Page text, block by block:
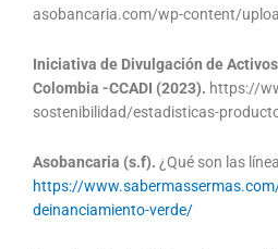
asobancaria.com/wp-content/
Iniciativa de Divulgación de
Colombia -CCADI (2023). https://
sostenibilidad/estadisticas-
Asobancaria (s.f). ¿Qué son las
https://
deinanciamiento-verde/